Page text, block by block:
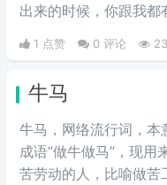
出来的时候，你跟我都
要轻易的小瞧任何人
一个转角处，这个人会
而觉得自己是弱的。
1 点赞 0 评论
牛马
牛马，网络流行词，本
成语“做牛做马”，现
苦劳动的人，比喻做苦